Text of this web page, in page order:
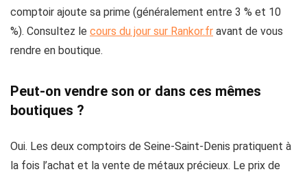
comptoir ajoute sa prime (généralement entre 3 % et 10
%). Consultez le cours du jour sur Rankor.fr avant de vous
rendre en boutique.
Peut-on vendre son or dans ces mêmes
boutiques ?
Oui. Les deux comptoirs de Seine-Saint-Denis pratiquent à
la fois l’achat et la vente de métaux précieux. Le prix de